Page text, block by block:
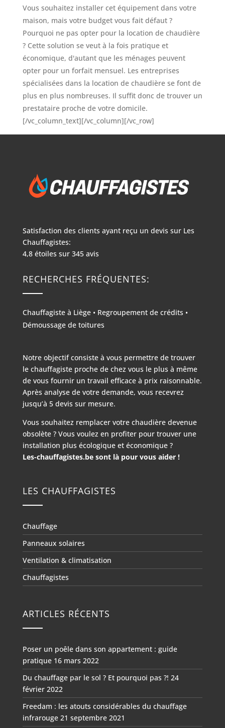
Vous souhaitez installer cet équipement dans votre
maison, mais votre budget vous fait défaut ?
Pourquoi ne pas opter pour la location de chaudière
? Cette solution se veut à la fois pratique et
économique, d'autant que les ménages peuvent
opter pour un forfait mensuel. Les entreprises
spécialisées dans la location de chaudière se font de
plus en plus nombreuses. Il suffit donc de trouver un
prestataire proche de votre domicile.
[/vc_column_text][/vc_column][/vc_row]
Satisfaction des clients ayant reçu un devis sur Les
Chauffagistes:
4,8étoiles sur 345avis
RECHERCHES FRÉQUENTES:
Chauffagiste à Liège• Regroupement de crédits •
Démoussage de toitures
Notre objectif consiste à vous permettre de trouver
le chauffagiste proche de chez vous le plus à même
de vous fournir un travail efficace à prix raisonnable.
Après analyse de votre demande, vous recevrez
jusqu’à 5 devis sur mesure.
Vous souhaitez remplacer votre chaudière devenue
obsolète ? Vous voulez en profiter pour trouver une
installation plus écologique et économique ?
Les-chauffagistes.be sont là pour vous aider !
LES CHAUFFAGISTES
Chauffage
Panneaux solaires
Ventilation & climatisation
Chauffagistes
ARTICLES RÉCENTS
Poser un poêle dans son appartement : guide
pratique 16 mars 2022
Du chauffage par le sol ? Et pourquoi pas ?! 24
février 2022
Freedam : les atouts considérables du chauffage
infrarouge 21 septembre 2021